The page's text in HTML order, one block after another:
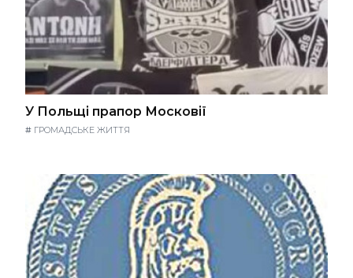
У Польщі прапор Московії
# ГРОМАДСЬКЕ ЖИТТЯ